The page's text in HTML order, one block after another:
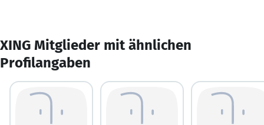
XING Mitglieder mit ähnlichen
Profilangaben